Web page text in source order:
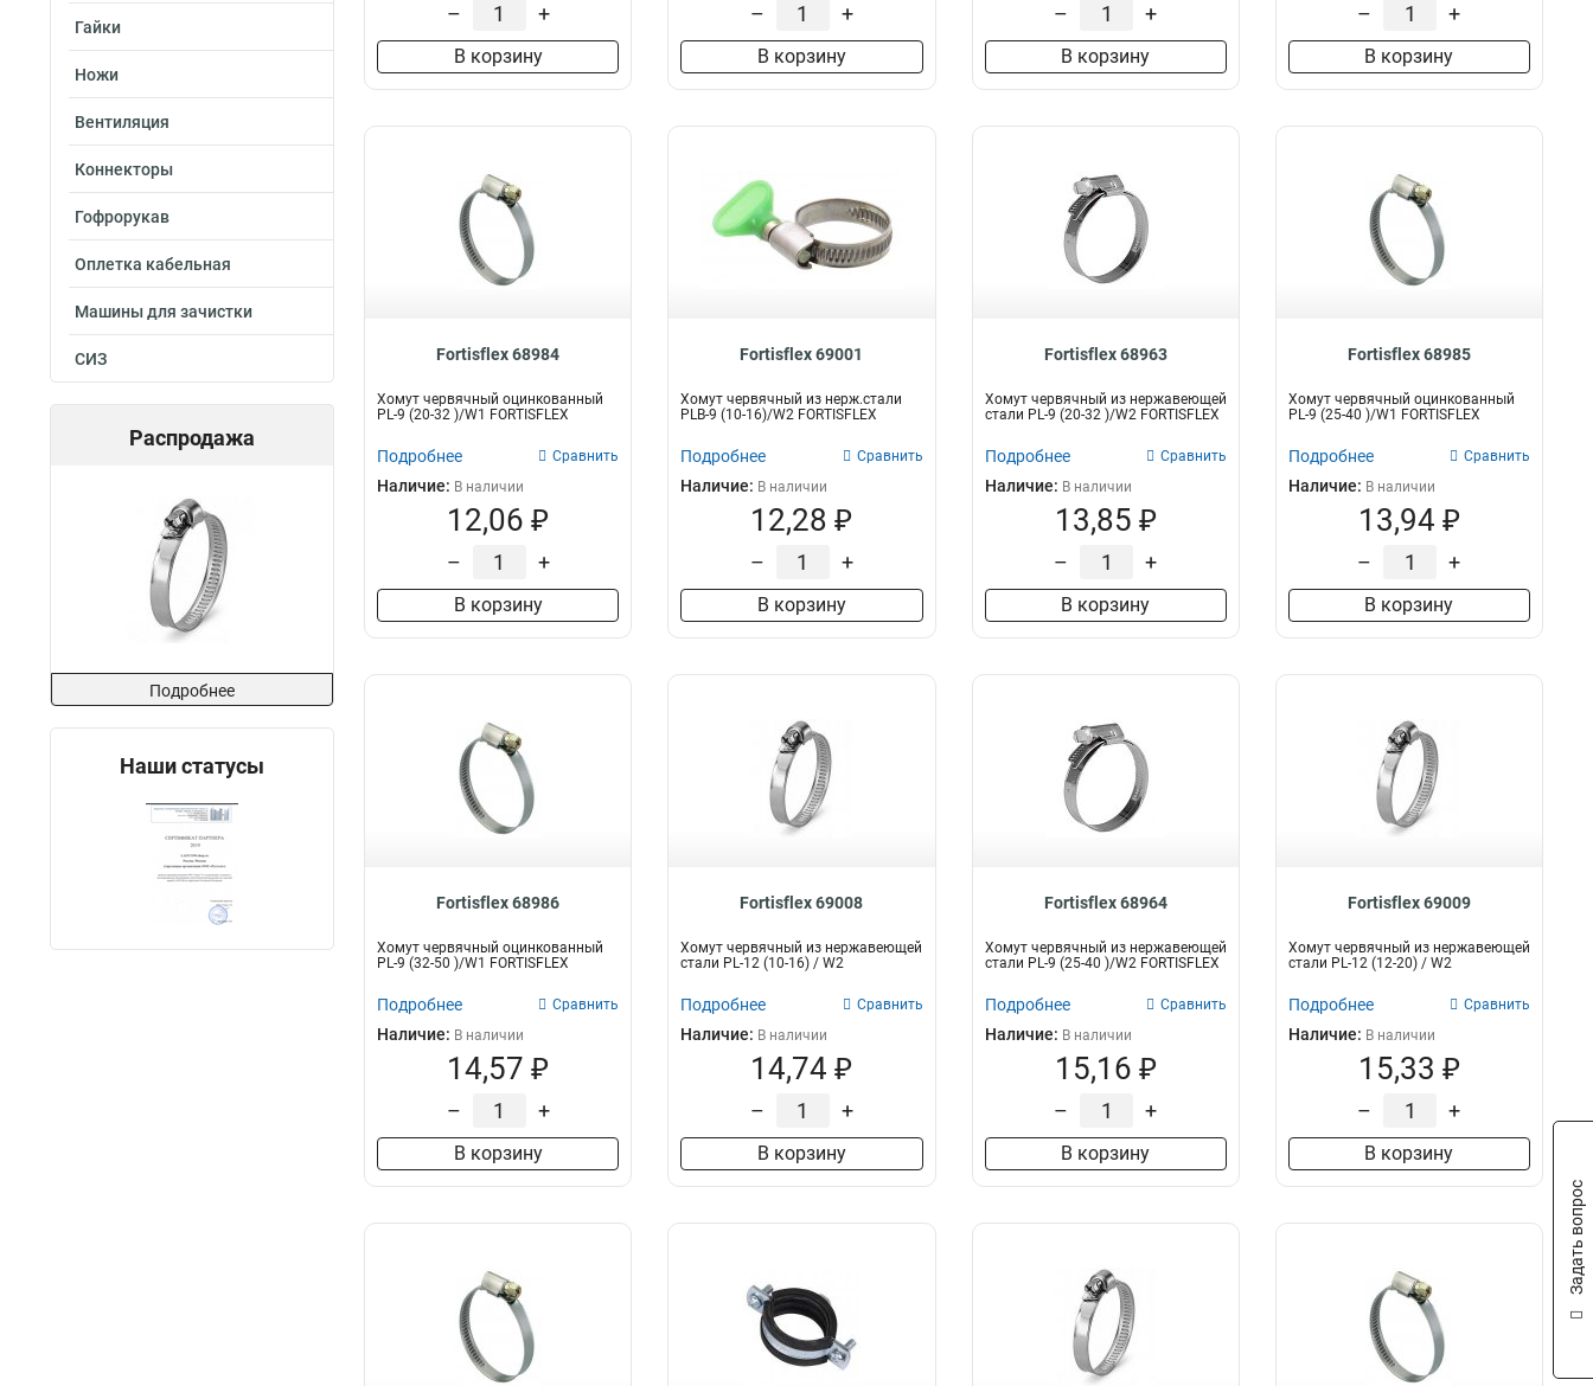
Гайки
Ножи
Вентиляция
Коннекторы
Гофрорукав
Оплетка кабельная
Машины для зачистки
СИЗ
Распродажа
Подробнее
Наши статусы
– +
В корзину
– +
В корзину
– +
В корзину
– +
В корзину
Fortisflex 68984
Хомут червячный оцинкованный
PL-9 (20-32 )/W1 FORTISFLEX
Подробнее Сравнить
Наличие: В наличии
12,06 ₽
– +
В корзину
Fortisflex 69001
Хомут червячный из нерж.стали
PLB-9 (10-16)/W2 FORTISFLEX
Подробнее Сравнить
Наличие: В наличии
12,28 ₽
– +
В корзину
Fortisflex 68963
Хомут червячный из нержавеющей
стали PL-9 (20-32 )/W2 FORTISFLEX
Подробнее Сравнить
Наличие: В наличии
13,85 ₽
– +
В корзину
Fortisflex 68985
Хомут червячный оцинкованный
PL-9 (25-40 )/W1 FORTISFLEX
Подробнее Сравнить
Наличие: В наличии
13,94 ₽
– +
В корзину
Fortisflex 68986
Хомут червячный оцинкованный
PL-9 (32-50 )/W1 FORTISFLEX
Подробнее Сравнить
Наличие: В наличии
14,57 ₽
– +
В корзину
Fortisflex 69008
Хомут червячный из нержавеющей
стали PL-12 (10-16) / W2
Подробнее Сравнить
Наличие: В наличии
14,74 ₽
– +
В корзину
Fortisflex 68964
Хомут червячный из нержавеющей
стали PL-9 (25-40 )/W2 FORTISFLEX
Подробнее Сравнить
Наличие: В наличии
15,16 ₽
– +
В корзину
Fortisflex 69009
Хомут червячный из нержавеющей
стали PL-12 (12-20) / W2
Подробнее Сравнить
Наличие: В наличии
15,33 ₽
– +
В корзину
Задать вопрос